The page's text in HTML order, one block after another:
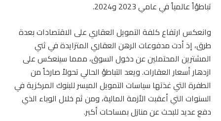
تباطؤاً عالمياً في عامي 2023 و2024.
وانعكس ارتفاع كلفة التمويل العقاري على الاقتصادات بعدة
طرق، إذ أدت مدفوعات الرهن العقاري المتزايدة في ثني
المشترين المحتملين عن دخول السوق، ممما سينعكس على
ازدهار أسعار العقارات. ويعد التباطؤ الحالي تحولاً صارخاً من
الطفرة التي غذتها سياسات التمويل الميسر للبنوك المركزية في
السنوات التي أعقبت الأزمة المالية، ومن ثم خلال الوباء الذي
دفع عديد للبحث عن منازل بمساحات أكبر.